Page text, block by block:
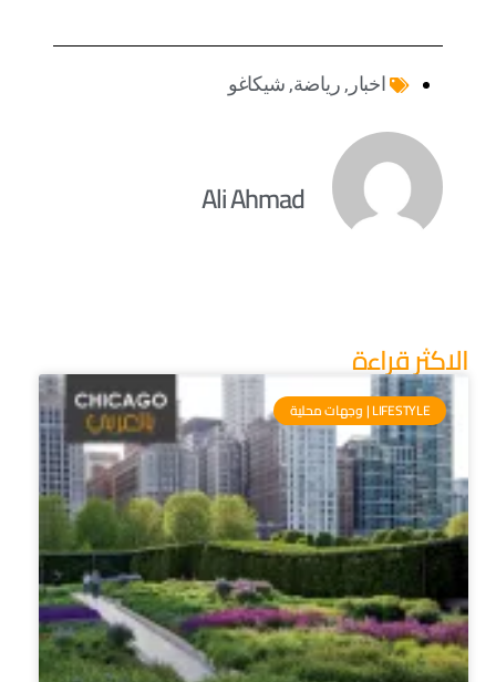
اخبار , رياضة, شيكاغو
Ali Ahmad
الاكثر قراءة
LIFESTYLE | وجهات محلية